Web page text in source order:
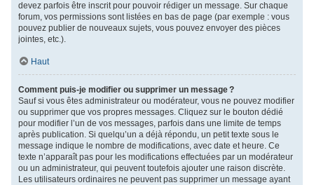
devez parfois être inscrit pour pouvoir rédiger un message. Sur chaque
forum, vos permissions sont listées en bas de page (par exemple : vous
pouvez publier de nouveaux sujets, vous pouvez envoyer des pièces
jointes, etc.).
Haut
Comment puis-je modifier ou supprimer un message ?
Sauf si vous êtes administrateur ou modérateur, vous ne pouvez modifier
ou supprimer que vos propres messages. Cliquez sur le bouton dédié
pour modifier l’un de vos messages, parfois dans une limite de temps
après publication. Si quelqu’un a déjà répondu, un petit texte sous le
message indique le nombre de modifications, avec date et heure. Ce
texte n’apparaît pas pour les modifications effectuées par un modérateur
ou un administrateur, qui peuvent toutefois ajouter une raison discrète.
Les utilisateurs ordinaires ne peuvent pas supprimer un message ayant